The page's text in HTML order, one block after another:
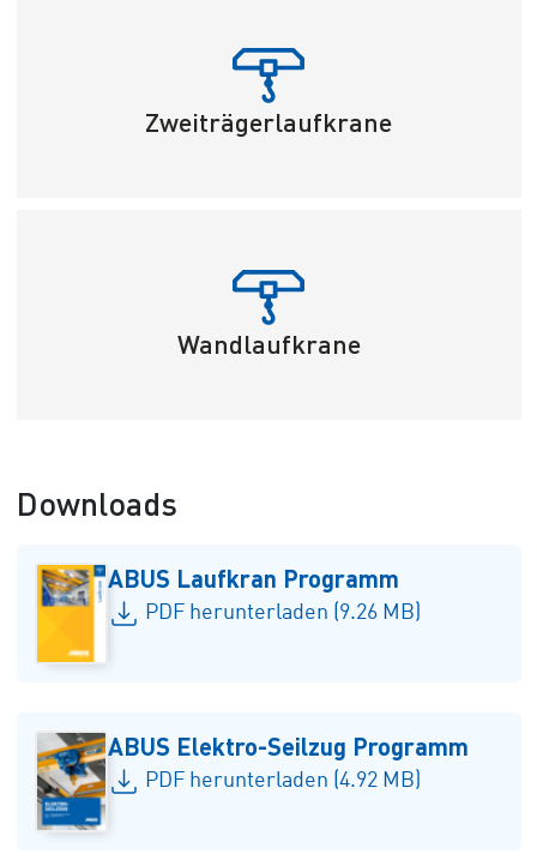
Zweiträgerlaufkrane
Wandlaufkrane
Downloads
ABUS Laufkran Programm
PDF herunterladen (9.26 MB)
ABUS Elektro-Seilzug Programm
PDF herunterladen (4.92 MB)